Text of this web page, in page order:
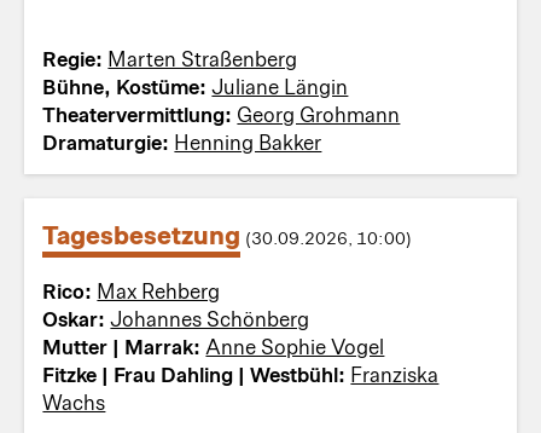
Regie: Marten Straßenberg
Bühne, Kostüme:Juliane Längin
Theatervermittlung: Georg Grohmann
Dramaturgie: Henning Bakker
Tagesbesetzung (30.09.2026, 10:00)
Rico: Max Rehberg
Oskar:Johannes Schönberg
Mutter | Marrak:Anne Sophie Vogel
Fitzke | Frau Dahling | Westbühl: Franziska
Wachs